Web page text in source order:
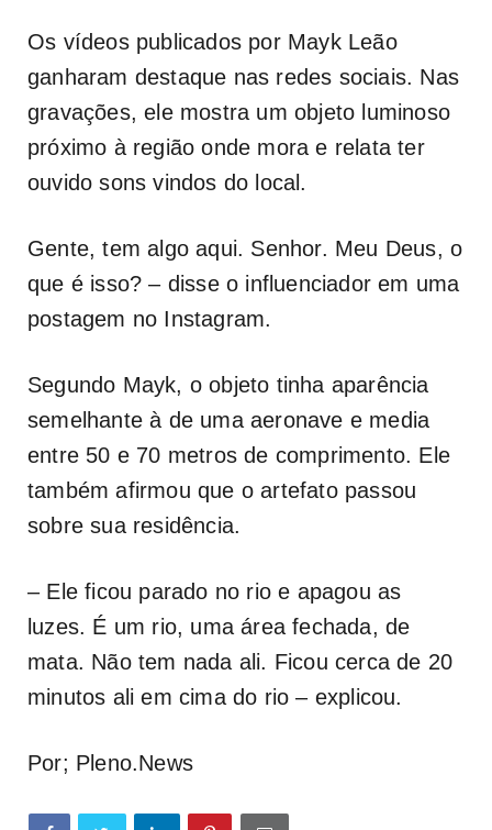
Os vídeos publicados por Mayk Leão
ganharam destaque nas redes sociais. Nas
gravações, ele mostra um objeto luminoso
próximo à região onde mora e relata ter
ouvido sons vindos do local.
Gente, tem algo aqui. Senhor. Meu Deus, o
que é isso? – disse o influenciador em uma
postagem no Instagram.
Segundo Mayk, o objeto tinha aparência
semelhante à de uma aeronave e media
entre 50 e 70 metros de comprimento. Ele
também afirmou que o artefato passou
sobre sua residência.
– Ele ficou parado no rio e apagou as
luzes. É um rio, uma área fechada, de
mata. Não tem nada ali. Ficou cerca de 20
minutos ali em cima do rio – explicou.
Por; Pleno.News